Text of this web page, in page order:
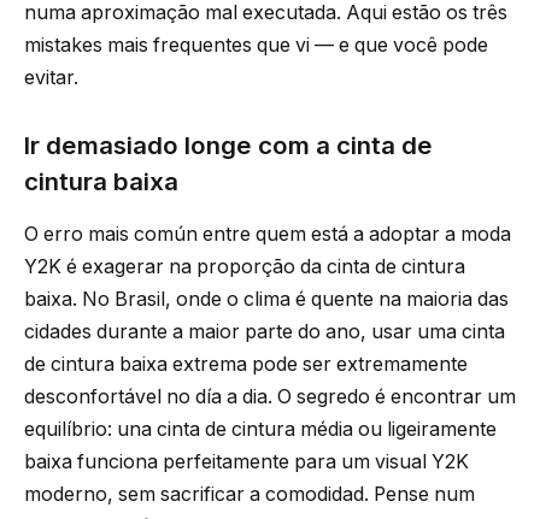
numa aproximação mal executada. Aqui estão os três
mistakes mais frequentes que vi — e que você pode
evitar.
Ir demasiado longe com a cinta de
cintura baixa
O erro mais común entre quem está a adoptar a moda
Y2K é exagerar na proporção da cinta de cintura
baixa. No Brasil, onde o clima é quente na maioria das
cidades durante a maior parte do ano, usar uma cinta
de cintura baixa extrema pode ser extremamente
desconfortável no día a dia. O segredo é encontrar um
equilíbrio: una cinta de cintura média ou ligeiramente
baixa funciona perfeitamente para um visual Y2K
moderno, sem sacrificar a comodidad. Pense num